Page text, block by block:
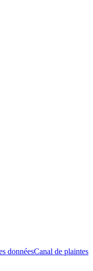
donnéesCanal de plaintes